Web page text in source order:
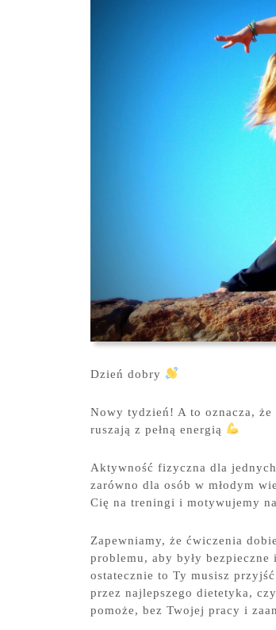
Dzień dobry
Nowy tydzień! A to oznacza, że
ruszają z pełną energią
Aktywność fizyczna dla
zarówno dla osób w młodym
Cię na treningi i motywujemy
Zapewniamy, że ćwiczenia
problemu, aby były
ostatecznie to Ty musisz
przez najlepszego dietetyka,
pomoże, bez Twojej pracy i